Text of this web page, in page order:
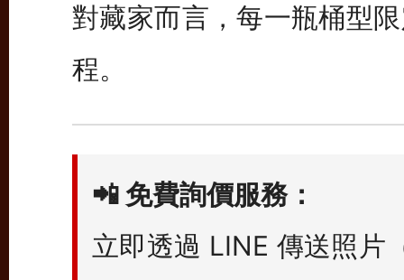
對藏家而言，每一瓶桶型
程。
📲免費詢價服務：
立即透過 LINE 傳送照片